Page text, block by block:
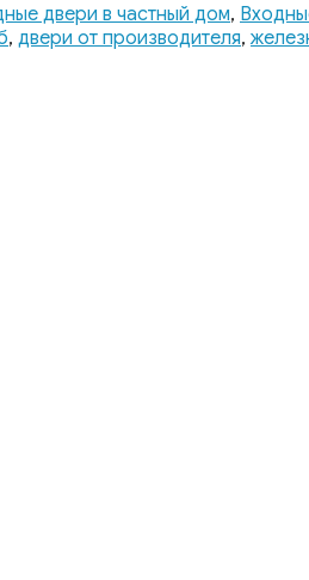
двери в частный дом,
, двери от производителя,